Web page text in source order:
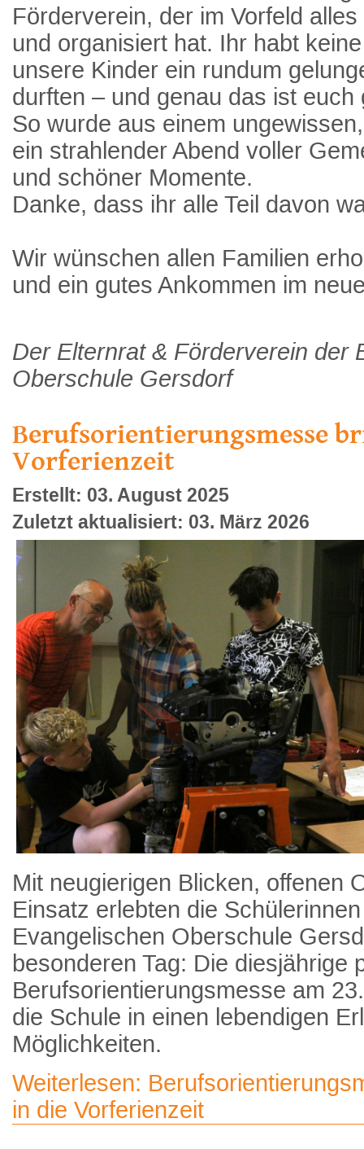
Förderverein, der im Vorfeld
und organisiert hat. Ihr habt
unsere Kinder ein rundum
durften – und genau das ist euch
So wurde aus einem
ein strahlender Abend voller
und schöner Momente.
Danke, dass ihr alle Teil davon
Wir wünschen allen Familien
und ein gutes Ankommen im
Der Elternrat & Förderverein der
Oberschule Gersdorf
Berufsorientierungsmesse
Vorferienzeit
Erstellt: 03. August 2025
Zuletzt aktualisiert: 03. März 2026
Mit neugierigen Blicken, offenen
Einsatz erlebten die
Evangelischen Oberschule
besonderen Tag: Die diesjährige
Berufsorientierungsmesse am
die Schule in einen lebendigen
Möglichkeiten.
Weiterlesen:
in die Vorferienzeit